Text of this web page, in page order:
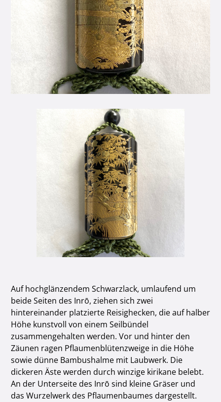
Auf hochglänzendem Schwarzlack, umlaufend um
beide Seiten des Inrō, ziehen sich zwei
hintereinander platzierte Reisighecken, die auf halber
Höhe kunstvoll von einem Seilbündel
zusammengehalten werden. Vor und hinter den
Zäunen ragen Pflaumenblütenzweige in die Höhe
sowie dünne Bambushalme mit Laubwerk. Die
dickeren Äste werden durch winzige kirikane belebt.
An der Unterseite des Inrō sind kleine Gräser und
das Wurzelwerk des Pflaumenbaumes dargestellt.